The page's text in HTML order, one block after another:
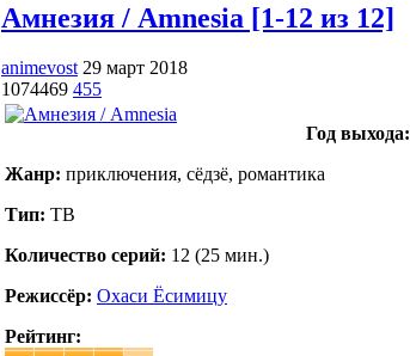
Амнезия / Amnesia [1-12 из 12]
animevost 29 март 2018
1074469 455
Год выхода:
Жанр: приключения, сёдзё, романтика
Тип: ТВ
Количество серий: 12 (25 мин.)
Режиссёр: Охаси Ёсимицу
Рейтинг: